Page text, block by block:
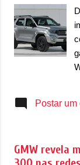
Postar
GMW revela